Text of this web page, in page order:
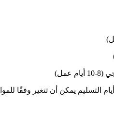
عمل)
التسليم يمكن أن تتغير وفقًا